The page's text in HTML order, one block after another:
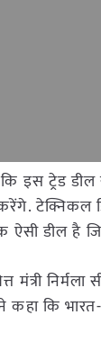
इस ट्रेड
टेक्निकल
डील है
मंत्री
कहा कि